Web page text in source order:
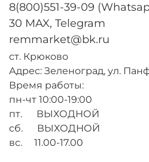
8(800)551-39-09
30 MAX, Telegram
remmarket@bk.ru
ст. Крюково
Адрес: Зеленоград, ул.
Время работы:
пн-чт 10:00-19:00
пт. ВЫХОДНОЙ
сб. ВЫХОДНОЙ
вс. 11.00-17.00